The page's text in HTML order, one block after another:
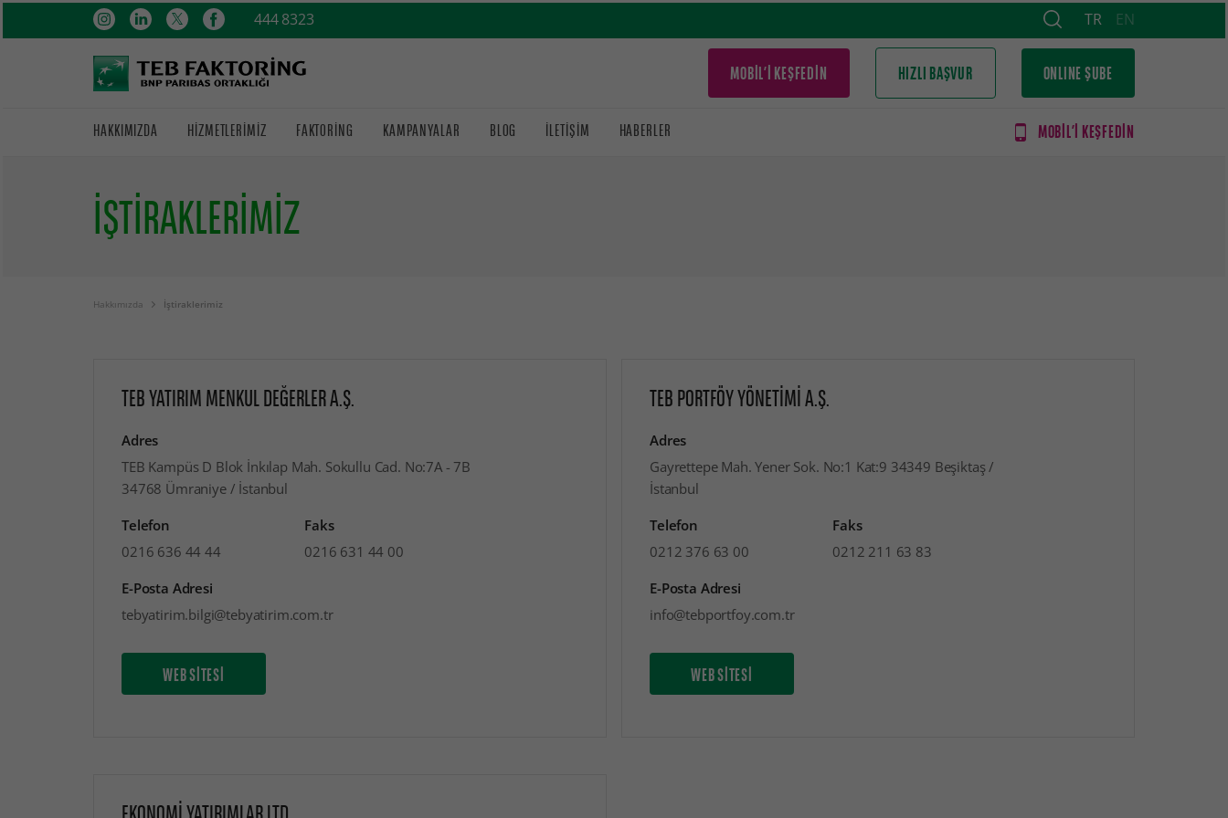
444 8323 TR EN
MOBİL’İ KEŞFEDİN HIZLI BAŞVUR ONLINE ŞUBE
HAKKIMIZDA HIZMETLERIMIZ FAKTORING KAMPANYALAR BLOG İLETIŞIM HABERLER MOBİL’İ KEŞFEDİN
İŞTIRAKLERIMIZ
Hakkımızda İştiraklerimiz
TEB YATIRIM MENKUL DEĞERLER A.Ş.
Adres
TEB Kampüs D Blok İnkılap Mah. Sokullu Cad. No:7A - 7B
34768 Ümraniye / İstanbul
Telefon
0216 636 44 44
Faks
0216 631 44 00
E-Posta Adresi
tebyatirim.bilgi@tebyatirim.com.tr
WEB SİTESİ
TEB PORTFÖY YÖNETİMİ A.Ş.
Adres
Gayrettepe Mah. Yener Sok. No:1 Kat:9 34349 Beşiktaş /
İstanbul
Telefon
0212 376 63 00
Faks
0212 211 63 83
E-Posta Adresi
info@tebportfoy.com.tr
WEB SİTESİ